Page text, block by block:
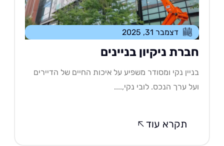
דצמבר 31, 2025
ניקיון בניינים
נקי ומסודר משפיע על איכות החיים של הדיירים
ערך הנכס. לובי נקי,....
תקרא עוד